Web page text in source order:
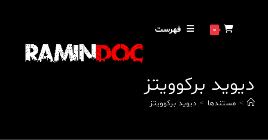
0 فهرست
دیوید برکوویتز
> مستندها > دیوید برکوویتز